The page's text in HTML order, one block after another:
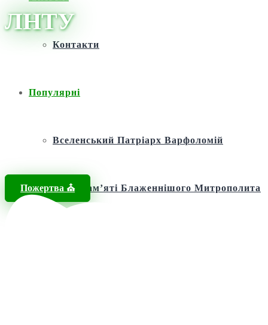
Контакти
Популярні
Вселенський Патріарх Варфоломій
Фонд пам’яті Блаженнішого Митрополита
Пожертва ⛪️
ЛНТУ